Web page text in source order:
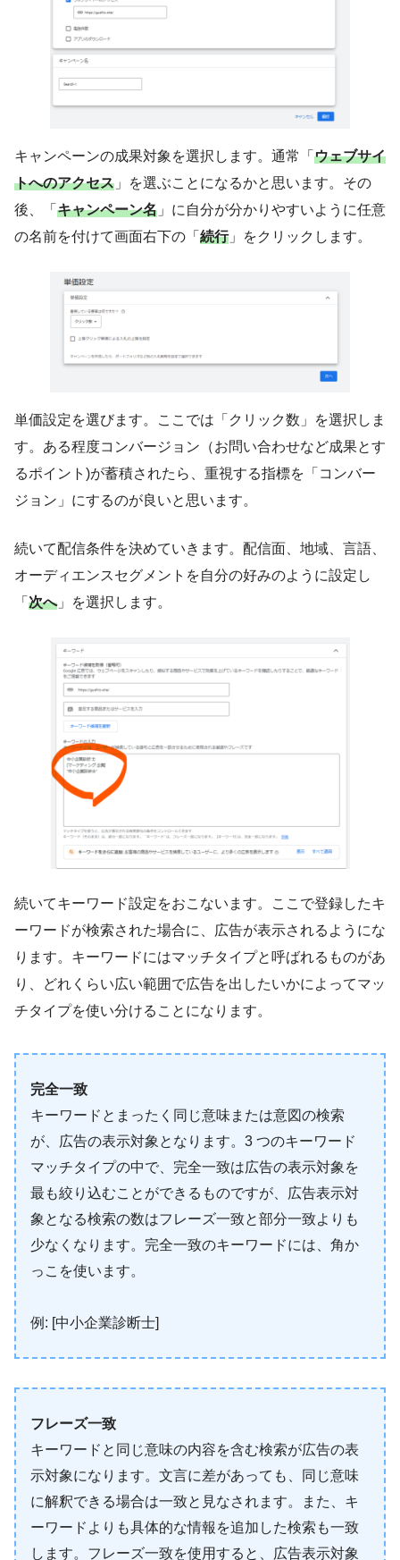
キャンペーンの成果対象を選択します。通常「 ウェブサイ
トへのアクセス 」を選ぶことになるかと思います。その
後、「 キャンペーン名 」に自分が分かりやすいように任意
の名前を付けて画面右下の「 続行」をクリックします。
単価設定を選びます。ここでは「クリック数」を選択しま
す。ある程度コンバージョン（お問い合わせなど成果とす
るポイント)が蓄積されたら、重視する指標を「コンバー
ジョン」にするのが良いと思います。
続いて配信条件を決めていきます。配信面、地域、言語、
オーディエンスセグメントを自分の好みのように設定し
「 次へ」を選択します。
続いてキーワード設定をおこないます。ここで登録したキ
ーワードが検索された場合に、広告が表示されるようにな
ります。キーワードにはマッチタイプと呼ばれるものがあ
り、どれくらい広い範囲で広告を出したいかによってマッ
チタイプを使い分けることになります。
完全一致
キーワードとまったく同じ意味または意図の検索
が、広告の表示対象となります。3 つのキーワード
マッチタイプの中で、完全一致は広告の表示対象を
最も絞り込むことができるものですが、広告表示対
象となる検索の数はフレーズ一致と部分一致よりも
少なくなります。完全一致のキーワードには、角か
っこを使います。
例: [中小企業診断士]
フレーズ一致
キーワードと同じ意味の内容を含む検索が広告の表
示対象になります。文言に差があっても、同じ意味
に解釈できる場合は一致と見なされます。また、キ
ーワードよりも具体的な情報を追加した検索も一致
します。フレーズ一致を使用すると、広告表示対象